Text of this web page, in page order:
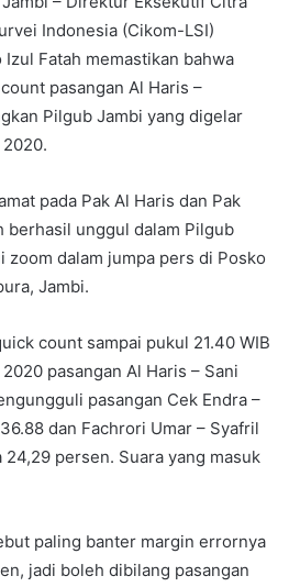
Indonesia (Cikom-LSI)
Fatah memastikan bahwa
pasangan Al Haris –
Pilgub Jambi yang digelar
pada Pak Al Haris dan Pak
berhasil unggul dalam Pilgub
zoom dalam jumpa pers di Posko
Jambi.
count sampai pukul 21.40 WIB
pasangan Al Haris – Sani
pasangan Cek Endra –
dan Fachrori Umar – Syafril
persen. Suara yang masuk
paling banter margin errornya
jadi boleh dibilang pasangan